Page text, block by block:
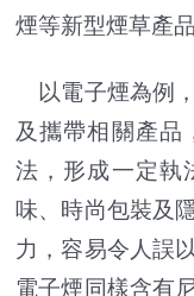
煙等新型煙草產
以電子煙為例
及攜帶相關產品
法，形成一定執
味、時尚包裝及
力，容易令人誤
電子煙同樣含有